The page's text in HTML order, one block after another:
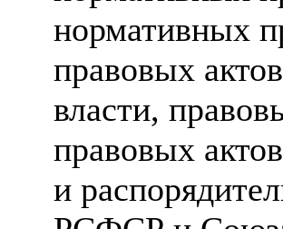
нормативных
правовых
власти,
правовых
и